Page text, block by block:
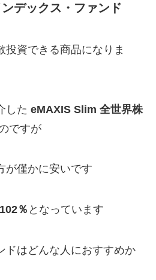
デックス・ファンド
投資できる商品になりま
した eMAXIS Slim 全世界株
ですが
が僅かに安いです
％ となっています
ドはどんな人におすすめか